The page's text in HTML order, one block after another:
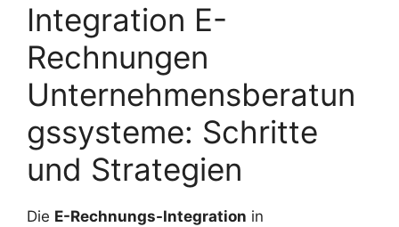
Integration E-
Rechnungen
Unternehmensberatun
gssysteme: Schritte
und Strategien
Die E-Rechnungs-Integration in